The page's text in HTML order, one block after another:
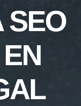
SEO